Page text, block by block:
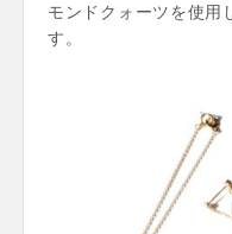
モンドクォーツを使用
す。